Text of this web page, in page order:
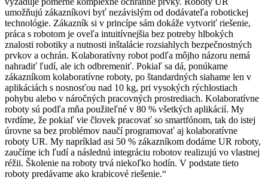
umožňujú zákazníkovi byť nezávislým od dodávateľa robotickej
technológie. Zákazník si v princípe sám dokáže vytvoriť riešenie,
práca s robotom je oveľa intuitívnejšia bez potreby hlbokých
znalosti robotiky a nutnosti inšta­lácie rozsiahlych bezpečnostných
prvkov a ochrán. Kolaboratívny robot podľa môjho názoru nemá
nahradiť ľudí, ale ich odbremeniť. Pokiaľ sa dá, ponúkame
zákazníkom kolaboratívne roboty, po štandardných siahame len v
aplikáciách s nosnosťou nad 10 kg, pri vysokých rýchlostiach
pohybu alebo v náročných pracovných prostrediach. Kolaboratívne
roboty sú podľa mňa použiteľné v 80 % všetkých aplikácií. My
tvrdíme, že pokiaľ vie človek pracovať so smartfónom, tak do istej
úrovne sa bez problémov naučí programovať aj kolaboratívne
roboty UR. My napríklad asi 50 % zákazníkom dodáme UR roboty,
zaučíme ich ľudí a následnú integráciu robotov realizujú vo vlastnej
réžii. Školenie na roboty trvá niekoľko hodín. V podstate tieto
roboty predávame ako krabicové riešenie.“